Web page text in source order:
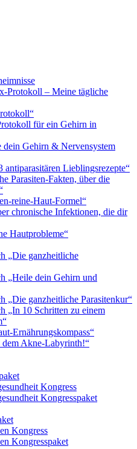
Protokoll – Meine tägliche
für ein Gehirn in
Gehirn & Nervensystem
antiparasitären Lieblingsrezepte“
Parasiten-Fakten, über die
reine-Haut-Formel“
chronische Infektionen, die dir
Hautprobleme“
„Die ganzheitliche
„Heile dein Gehirn und
„Die ganzheitliche Parasitenkur“
„In 10 Schritten zu einem
Ernährungskompass“
dem Akne-Labyrinth!“
Kongress
Kongresspaket
Kongress
Kongresspaket